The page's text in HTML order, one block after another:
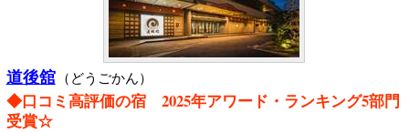
道後舘 （どうごかん）
◆口コミ高評価の宿 2025年アワード・ランキング5部門
受賞☆